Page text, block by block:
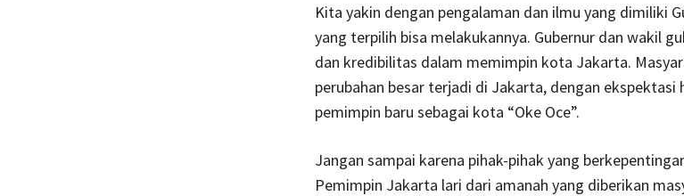
Kita yakin dengan pengalaman dan ilmu yang dimiliki
yang terpilih bisa melakukannya. Gubernur dan wakil
dan kredibilitas dalam memimpin kota Jakarta.
perubahan besar terjadi di Jakarta, dengan ekspektasi
pemimpin baru sebagai kota “Oke Oce”.
Jangan sampai karena pihak-pihak yang
Pemimpin Jakarta lari dari amanah yang diberikan